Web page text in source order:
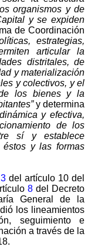
organismos y de
y se expiden
de Coordinación
estrategias,
articular la
distritales, de
y materialización
y colectivos, y el
los bienes y la
y determina
y efectiva,
de los
sí y establece
éstos y las formas
3 del artículo 10 del
8 del Decreto
General de la
los lineamientos
seguimiento e
a través de la